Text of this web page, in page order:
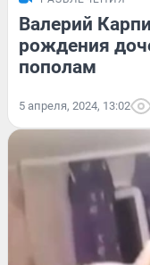
Валерий
рождения
пополам
5 апреля, 2024, 13:02